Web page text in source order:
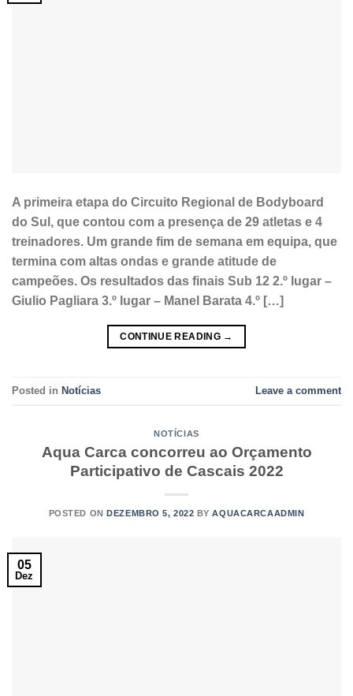
A primeira etapa do Circuito Regional de Bodyboard
do Sul, que contou com a presença de 29 atletas e 4
treinadores. Um grande fim de semana em equipa, que
termina com altas ondas e grande atitude de
campeões. Os resultados das finais Sub 12 2.º lugar –
Giulio Pagliara 3.º lugar – Manel Barata 4.º […]
CONTINUE READING →
Posted in Notícias Leave a comment
NOTÍCIAS
Aqua Carca concorreu ao Orçamento
Participativo de Cascais 2022
POSTED ONDEZEMBRO 5, 2022 BYAQUACARCAADMIN
05
Dez